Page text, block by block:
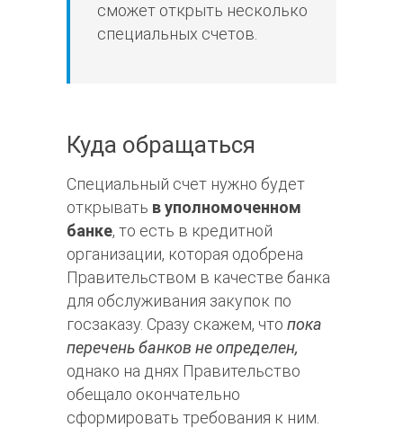
сможет открыть несколько
специальных счетов.
Куда обращаться
Специальный счет нужно будет
открывать в уполномоченном
банке, то есть в кредитной
организации, которая одобрена
Правительством в качестве банка
для обслуживания закупок по
госзаказу. Сразу скажем, что пока
перечень банков не определен,
однако на днях Правительство
обещало окончательно
сформировать требования к ним.